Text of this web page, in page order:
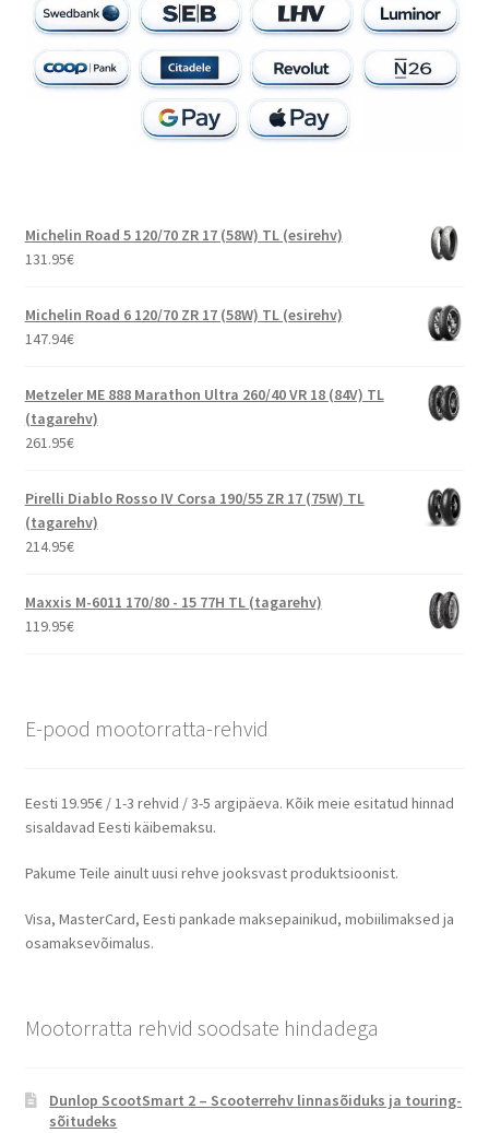
Michelin Road 5 120/70 ZR 17 (58W) TL (esirehv)
131.95€
Michelin Road 6 120/70 ZR 17 (58W) TL (esirehv)
147.94€
Metzeler ME 888 Marathon Ultra 260/40 VR 18 (84V) TL
(tagarehv)
261.95€
Pirelli Diablo Rosso IV Corsa 190/55 ZR 17 (75W) TL
(tagarehv)
214.95€
Maxxis M-6011 170/80 - 15 77H TL (tagarehv)
119.95€
E-pood mootorratta-rehvid
Eesti 19.95€ / 1-3 rehvid / 3-5 argipäeva. Kõik meie esitatud hinnad
sisaldavad Eesti käibemaksu.
Pakume Teile ainult uusi rehve jooksvast produktsioonist.
Visa, MasterCard, Eesti pankade maksepainikud, mobiilimaksed ja
osamaksevõimalus.
Mootorratta rehvid soodsate hindadega
Dunlop ScootSmart 2 – Scooterrehv linnasõiduks ja touring-
sõitudeks